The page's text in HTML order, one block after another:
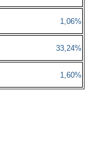
1,06%
33,24%
1,60%